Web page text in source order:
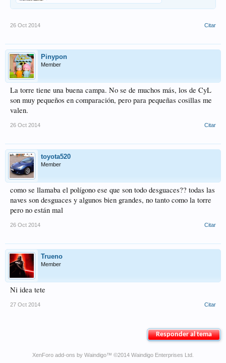
26 Oct 2014 Citar
Pinypon
Member
La torre tiene una buena campa. No se de muchos más, los de CyL
son muy pequeños en comparación, pero para pequeñas cosillas me
valen.
26 Oct 2014 Citar
toyota520
Member
como se llamaba el polígono ese que son todo desguaces?? todas las
naves son desguaces y algunos bien grandes, no tanto como la torre
pero no están mal
26 Oct 2014 Citar
Trueno
Member
Ni idea tete
27 Oct 2014 Citar
Responder al tema
XenForo add-ons by Waindigo™ ©2014 Waindigo Enterprises Ltd